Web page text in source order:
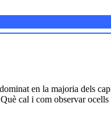
en la majoria dels
cal i com observar ocells